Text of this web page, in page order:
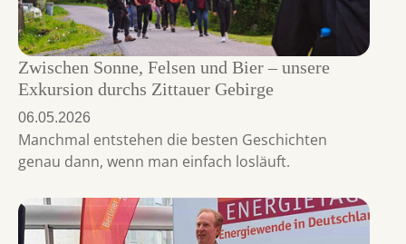
Zwischen Sonne, Felsen und Bier – unsere
Exkursion durchs Zittauer Gebirge
06.05.2026
Manchmal entstehen die besten Geschichten
genau dann, wenn man einfach losläuft.